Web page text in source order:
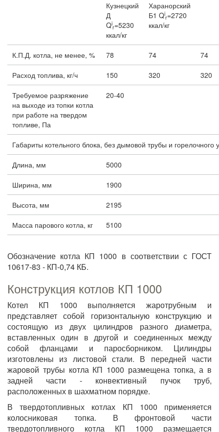
Кузнецкий
Д
Qi
r=5230
ккал/кг
Харанорский
Б1 Qi
r=2720
ккал/кг
К.П.Д. котла, не менее, % 78 74 74
Расход топлива, кг/ч 150 320 320
Требуемое разряжение
на выходе из топки котла
при работе на твердом
топливе, Па
20-40
Габариты котельного блока, без дымовой трубы и горелочного
Длина, мм 5000
Ширина, мм 1900
Высота, мм 2195
Масса парового котла, кг 5100
Обозначение котла КП 1000 в соответствии с ГОСТ
10617-83 - КП-0,74 КБ.
Конструкция котлов КП 1000
Котел КП 1000 выполняется жаротрубным и
представляет собой горизонтальную конструкцию и
состоящую из двух цилиндров разного диаметра,
вставленных один в другой и соединенных между
собой фланцами и паросборником. Цилиндры
изготовлены из листовой стали. В передней части
жаровой трубы котла КП 1000 размещена топка, а в
задней части - конвективный пучок труб,
расположенных в шахматном порядке.
В твердотопливных котлах КП 1000 применяется
колосниковая топка. В фронтовой части
твердотопливного котла КП 1000 размещается